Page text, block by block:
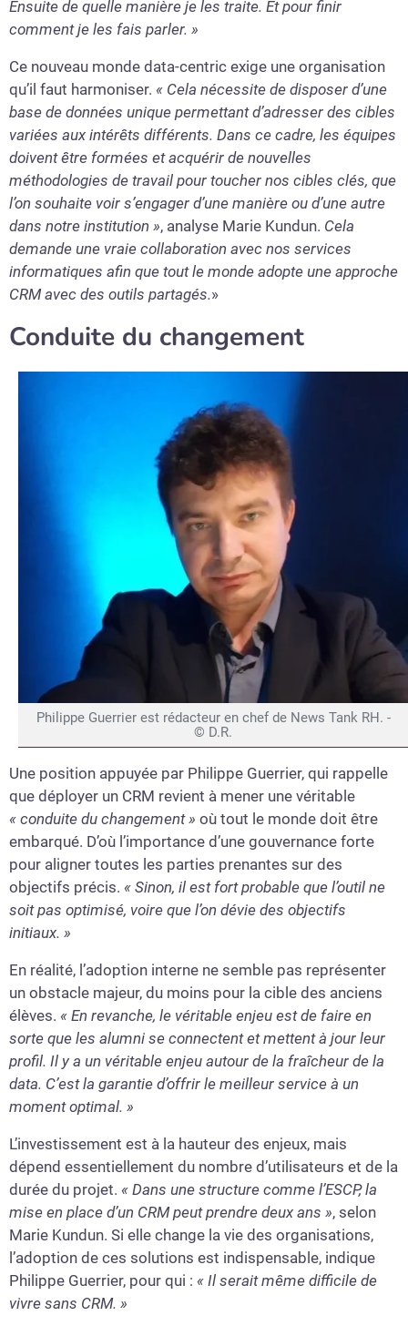
Ensuite de quelle manière je les traite. Et pour finir
comment je les fais parler. »
Ce nouveau monde data-centric exige une organisation
qu’il faut harmoniser. « Cela nécessite de disposer d’une
base de données unique permettant d’adresser des cibles
variées aux intérêts différents. Dans ce cadre, les équipes
doivent être formées et acquérir de nouvelles
méthodologies de travail pour toucher nos cibles clés, que
l’on souhaite voir s’engager d’une manière ou d’une autre
dans notre institution », analyse Marie Kundun. Cela
demande une vraie collaboration avec nos services
informatiques afin que tout le monde adopte une approche
CRM avec des outils partagés.»
Conduite du changement
Philippe Guerrier est rédacteur en chef de News Tank RH. -
© D.R.
Une position appuyée par Philippe Guerrier, qui rappelle
que déployer un CRM revient à mener une véritable
« conduite du changement » où tout le monde doit être
embarqué. D’où l’importance d’une gouvernance forte
pour aligner toutes les parties prenantes sur des
objectifs précis. « Sinon, il est fort probable que l’outil ne
soit pas optimisé, voire que l’on dévie des objectifs
initiaux. »
En réalité, l’adoption interne ne semble pas représenter
un obstacle majeur, du moins pour la cible des anciens
élèves. « En revanche, le véritable enjeu est de faire en
sorte que les alumni se connectent et mettent à jour leur
profil. Il y a un véritable enjeu autour de la fraîcheur de la
data. C’est la garantie d’offrir le meilleur service à un
moment optimal. »
L’investissement est à la hauteur des enjeux, mais
dépend essentiellement du nombre d’utilisateurs et de la
durée du projet. « Dans une structure comme l’ESCP, la
mise en place d’un CRM peut prendre deux ans », selon
Marie Kundun. Si elle change la vie des organisations,
l’adoption de ces solutions est indispensable, indique
Philippe Guerrier, pour qui : « Il serait même difficile de
vivre sans CRM. »